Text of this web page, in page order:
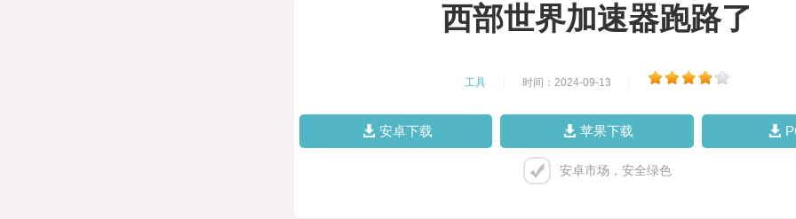
西部世界加速器跑路了
工具 时间：2024-09-13
安卓下载 苹果下载
安卓市场，安全绿色